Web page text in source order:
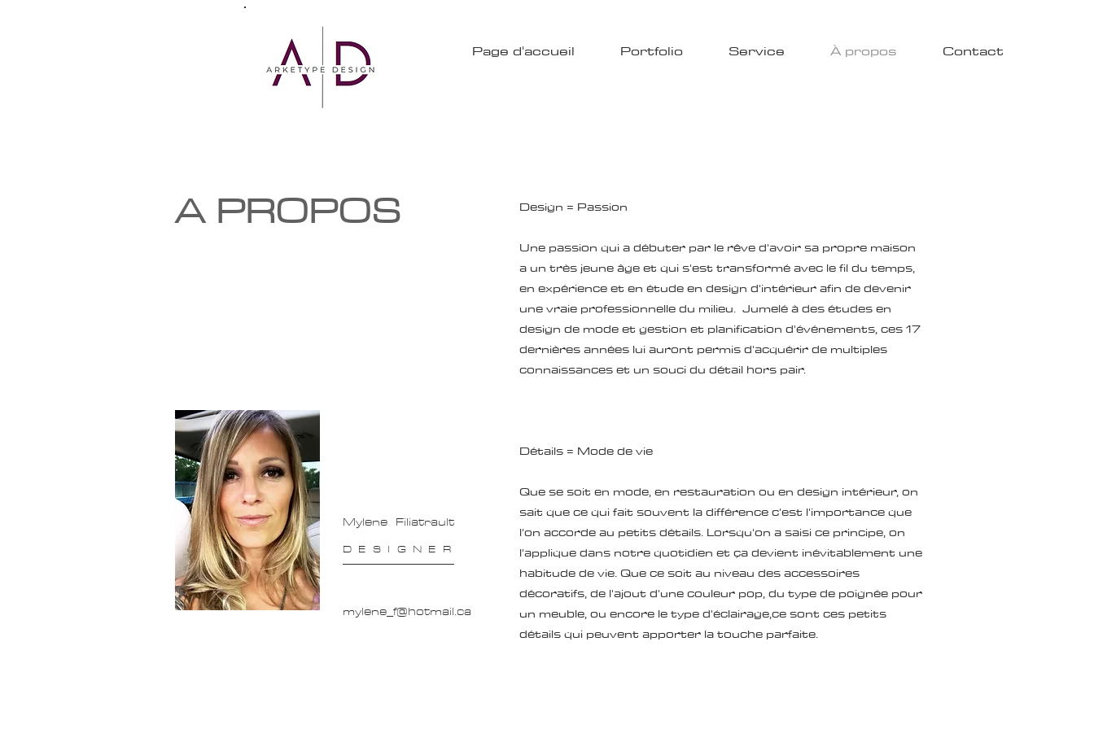
Page d'accueil Portfolio Service À propos Contact
A PROPOS
Mylene Filiatrault
DESIGNER
mylene_f@hotmail.ca
Design = Passion
Une passion qui a débuter par le rêve d'avoir sa propre maison
a un très jeune âge et qui s'est transformé avec le fil du temps,
en expérience et en étude en design d'intérieur afin de devenir
une vraie professionnelle du milieu. Jumelé à des études en
design de mode et gestion et planification d'événements, ces 17
dernières années lui auront permis d'acquérir de multiples
connaissances et un souci du détail hors pair.
Détails = Mode de vie
Que se soit en mode, en restauration ou en design intérieur, on
sait que ce qui fait souvent la différence c'est l'importance que
l'on accorde au petits détails. Lorsqu'on a saisi ce principe, on
l'applique dans notre quotidien et ça devient inévitablement une
habitude de vie. Que ce soit au niveau des accessoires
décoratifs, de l'ajout d'une couleur pop, du type de poignée pour
un meuble, ou encore le type d'éclairage,ce sont ces petits
détails qui peuvent apporter la touche parfaite.